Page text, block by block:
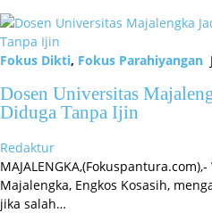
Fokus Dikti, Fokus Parahiyangan
Dosen Universitas
Diduga Tanpa Ijin
Redaktur
Majalengka, Engkos Kosasih,
jika salah…